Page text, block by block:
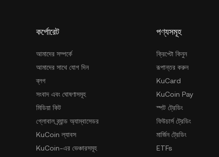
কর্পোরেট
আমাদের সম্পর্কে
আমাদের সাথে যোগ দিন
ব্লগ
সংবাদ এবং ঘোষণাসমূহ
মিডিয়া কিট
গ্লোবাল ব্র্যান্ড অ্যাম্বাসেডর
KuCoin ল্যাবস
KuCoin-এর ভেঞ্চারসমূহ
পণ্যসমূহ
ক্রিপ্টো কিনুন
রূপান্তর করুন
KuCard
KuCoin Pay
স্পট ট্রেডিং
ফিউচার্স ট্রেডিং
মার্জিন ট্রেডিং
ETFs